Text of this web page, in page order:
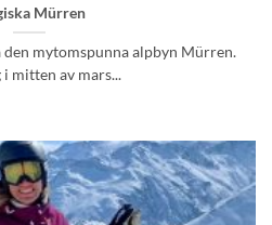
Mürren
mytomspunna alpbyn Mürren.
i mitten av mars...